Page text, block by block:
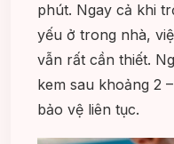
phút. Ngay cả khi
yếu ở trong nhà,
vẫn rất cần thiết.
kem sau khoảng 2
bảo vệ liên tục.